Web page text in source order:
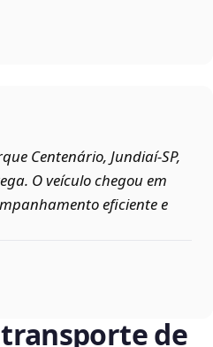
Centenário, Jundiaí‑SP,
O veículo chegou em
eficiente e
de